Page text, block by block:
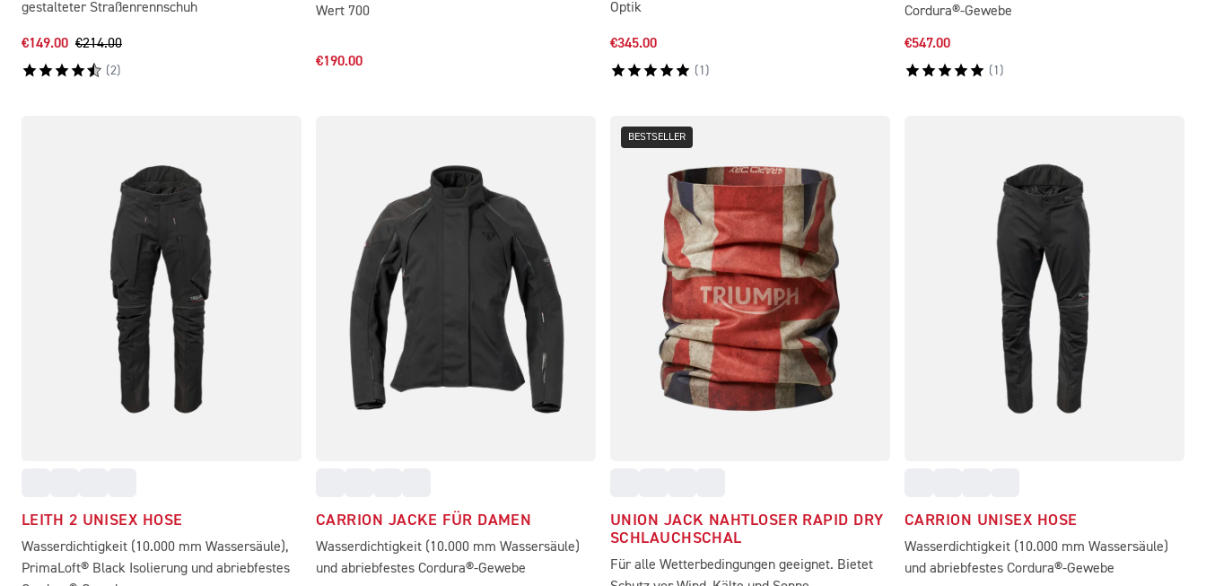
gestalteter Straßenrennschuh
€149.00 €214.00
(2)
Wert 700
€190.00
Optik
€345.00
( 1 )
Cordura®-Gewebe
€547.00
( 1 )
LEITH 2 UNISEX HOSE
Wasserdichtigkeit (10.000 mm Wassersäule),
PrimaLoft® Black Isolierung und abriebfestes
CARRION JACKE FÜR DAMEN
Wasserdichtigkeit (10.000 mm Wassersäule)
und abriebfestes Cordura®-Gewebe
BESTSELLER
UNION JACK NAHTLOSER RAPID DRY
SCHLAUCHSCHAL
Für alle Wetterbedingungen geeignet. Bietet
CARRION UNISEX HOSE
Wasserdichtigkeit (10.000 mm Wassersäule)
und abriebfestes Cordura®-Gewebe